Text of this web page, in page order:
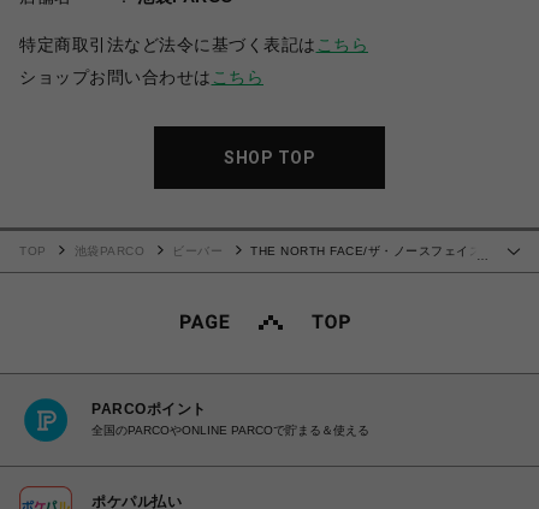
特定商取引法など法令に基づく表記は こちら
ショップお問い合わせは こちら
SHOP TOP
TOP 池袋PARCO ビーバー
THE NORTH FACE/ザ・ノースフェイス/
PARCOポイント
全国のPARCOやONLINE PARCOで貯まる＆使える
ポケパル払い